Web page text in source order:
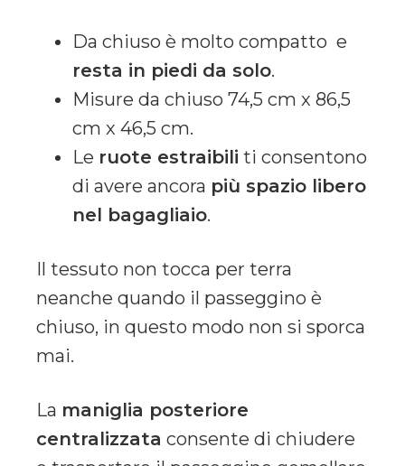
Da chiuso è molto compatto e
resta in piedi da solo.
Misure da chiuso 74,5 cm x 86,5
cm x 46,5 cm.
Le ruote estraibili ti consentono
di avere ancora più spazio libero
nel bagagliaio.
Il tessuto non tocca per terra
neanche quando il passeggino è
chiuso, in questo modo non si sporca
mai.
La maniglia posteriore
centralizzata consente di chiudere